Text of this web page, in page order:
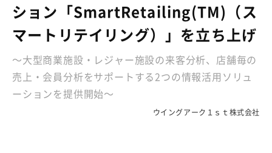
ション「SmartRetailing(TM)（ス
マートリテイリング）」を立ち上げ
～大型商業施設・レジャー施設の来客分析、店舗毎の
売上・会員分析をサポートする2つの情報活用ソリュ
ーションを提供開始～
ウイングアーク１ｓｔ株式会社